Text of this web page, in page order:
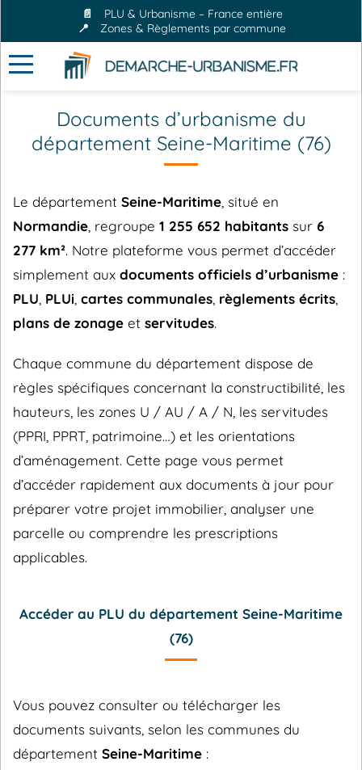
📄
PLU & Urbanisme – France entière
📍
Zones & Règlements par commune
Documents d’urbanisme du
département Seine-Maritime (76)
Le département Seine-Maritime , situé en
Normandie , regroupe 1 255 652 habitants sur 6
277 km². Notre plateforme vous permet d’accéder
simplement aux documents officiels d’urbanisme :
PLU PLUi cartes communales règlements écrits
plans de zonage et servitudes.
Chaque commune du département dispose de
règles spécifiques concernant la constructibilité, les
hauteurs, les zones U / AU / A / N, les servitudes
(PPRI, PPRT, patrimoine…) et les orientations
d’aménagement. Cette page vous permet
d’accéder rapidement aux documents à jour pour
préparer votre projet immobilier, analyser une
parcelle ou comprendre les prescriptions
applicables.
Accéder au PLU du département Seine-Maritime
(76)
Vous pouvez consulter ou télécharger les
documents suivants, selon les communes du
département Seine-Maritime :